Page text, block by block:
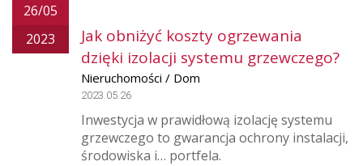
26/05
2023
Jak obniżyć koszty ogrzewania
dzięki izolacji systemu grzewczego?
Nieruchomości / Dom
2023.05.26
Inwestycja w prawidłową izolację systemu
grzewczego to gwarancja ochrony instalacji,
środowiska i… portfela.